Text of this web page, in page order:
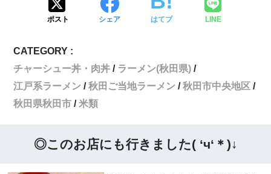
ポスト シェア はてブ LINE
CATEGORY :
チャーシュー丼・肉丼
ラーメン(秋田県)
江戸系ラーメン
秋田ご当地ラーメン
秋田市中央地区
秋田県秋田市
米類
◎このお店にも行きました( ‘ч‘＊)↓